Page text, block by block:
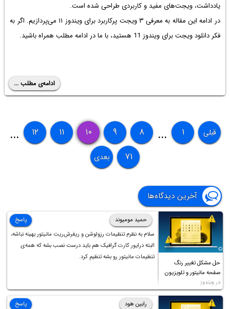
یادداشت، ویجت‌های مفید و کاربردی طراحی شده است.
در ادامه این مقاله به معرفی ۳ ویجت پرکاربرد برای ویندوز ۱۱ می‌پردازیم. اگر به
فکردانلود ویجت برای ویندوز 11 هستید، با ما در ادامه مطلب همراه باشید.
ادامه‌ی مطلب ...
قبلی ۱ ... ۸ ۹ ۱۰ ۱۱ ۱۲ ...
۷۱ بعدی
آخرین دیدگاه‌ها
حل مشکل تغییر رنگ
صفحه مانیتور و تلویزیون
در ویندوز
حمید مومیوند
سلام به نظرم تنظیمات رزولوشن و ریفرش‌ریت مانیتور بهینه نباشه،
البته درایور کارت گرافیک هم باید درست نصب بشه که همه‌ی
تنظیمات مانیتور رو بشه تنظیم کرد.
پاسخ
رابین هود
پاسخ